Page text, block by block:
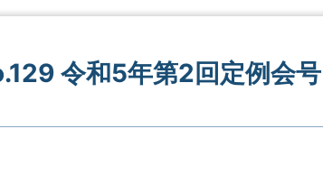
令和5年第2回定例会号